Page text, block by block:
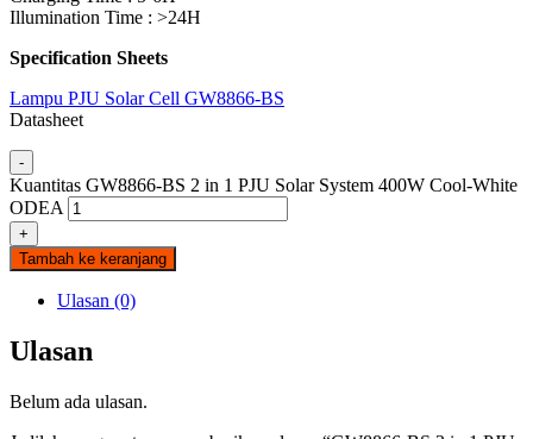
Illumination Time : >24H
Specification Sheets
Lampu PJU Solar Cell GW8866-BS
Datasheet
-
Kuantitas GW8866-BS 2 in 1 PJU Solar System 400W Cool-White
ODEA
+
Tambah ke keranjang
Ulasan (0)
Ulasan
Belum ada ulasan.